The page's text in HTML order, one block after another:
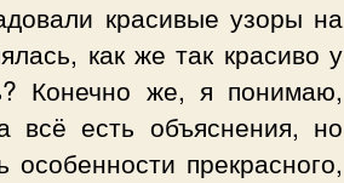
красивые узоры на
как же так красиво у
Конечно же, я понимаю,
всё есть объяснения, но
прекрасного,